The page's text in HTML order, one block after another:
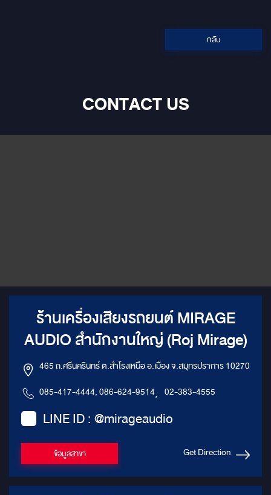
กลับ
CONTACT US
ร้านเครื่องเสียงรถยนต์ MIRAGE
AUDIO สำนักงานใหญ่ (Roj Mirage)
465 ถ.ศรีนครินทร์ ต.สำโรงเหนือ อ.เมือง จ.สมุทรปราการ 10270
085-417-4444, 086-624-9514, 02-383-4555
LINE ID : @mirageaudio
ข้อมูลสาขา Get Direction